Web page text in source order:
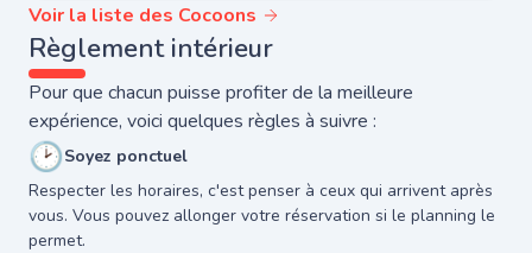
Voir la liste des Cocoons
Règlement intérieur
Pour que chacun puisse profiter de la meilleure
expérience, voici quelques règles à suivre :
🕑Soyez ponctuel
Respecter les horaires, c'est penser à ceux qui arrivent après
vous. Vous pouvez allonger votre réservation si le planning le
permet.